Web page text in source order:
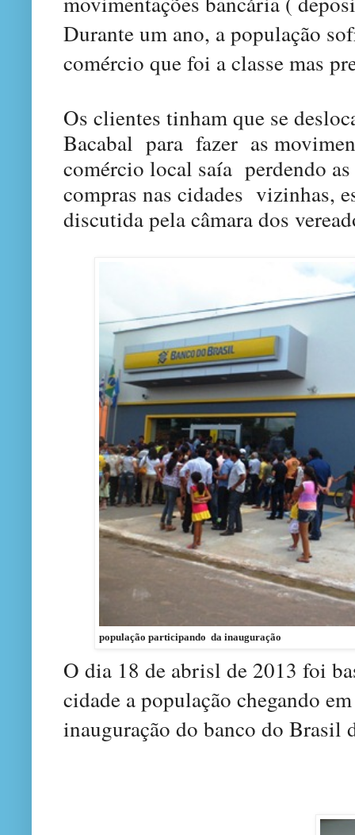
Durante um ano, a população
comércio que foi a classe mas
Os clientes tinham que se
Bacabal para fazer as
comércio local saía perdendo as
compras nas cidades vizinhas,
discutida pela câmara dos
população participando da inauguração
O dia 18 de abrisl de 2013 foi
cidade a população chegando
inauguração do banco do Brasil